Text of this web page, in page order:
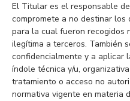
El Titular es el responsable
compromete a no destinar
para la cual fueron recogidos
ilegítima a terceros. También
confidencialmente y a aplicar
índole técnica y/u,
tratamiento o acceso no
normativa vigente en materia